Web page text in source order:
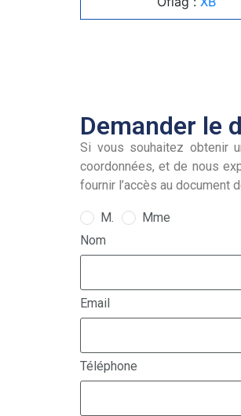
Demander le
Si vous souhaitez obtenir
coordonnées, et de nous
fournir l’accès au document
M.
Mme
Nom
Email
Téléphone